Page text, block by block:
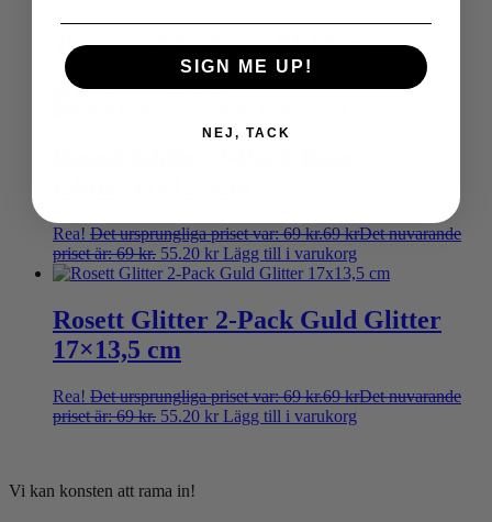
Trätavla Vän Svart 8X14cm
49kr Lägg till i varukorg
Rea! Det ursprungliga priset var: 69 kr.69krDet nuvarande
priset är: 69 kr. 55.20 kr Lägg till i varukorg
Rosett Glitter 2-Pack Guld Glitter
17×13,5 cm
Rea! Det ursprungliga priset var: 69 kr.69krDet nuvarande
priset är: 69 kr. 55.20 kr Lägg till i varukorg
Vi kan konsten att rama in!
SIGN ME UP!
NEJ, TACK